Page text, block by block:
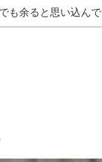
も余ると思い込ん